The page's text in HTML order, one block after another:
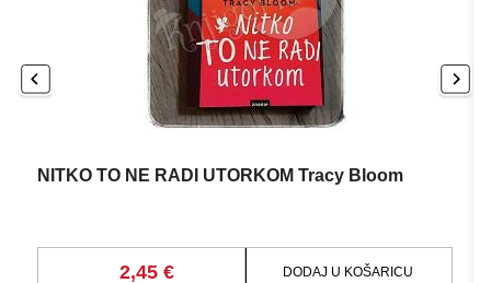
NITKO TO NE RADI UTORKOM Tracy Bloom
2,45 € DODAJ U KOŠARICU